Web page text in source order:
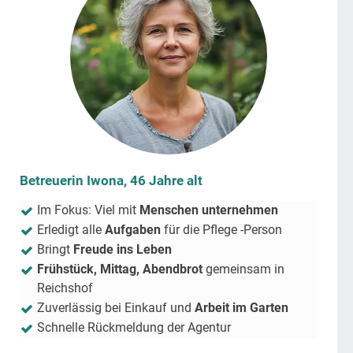
Betreuerin Iwona, 46 Jahre alt
Im Fokus: Viel mit Menschen unternehmen
Erledigt alle Aufgaben für die Pflege -Person
Bringt Freude ins Leben
Frühstück, Mittag, Abendbrot gemeinsam in
Reichshof
Zuverlässig bei Einkauf und Arbeit im Garten
Schnelle Rückmeldung der Agentur